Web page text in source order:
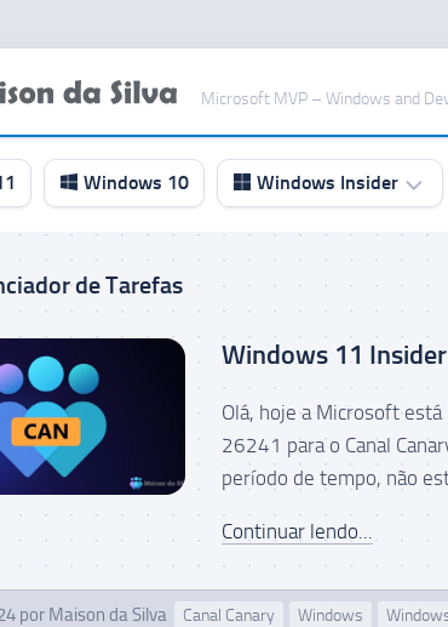
Microsoft MVP – Windows and
Windows 10 Windows Insider
Canal
Beta
Canal
Dev
Canal
Canary
de Tarefas
Windows 11
Olá, hoje a Microsoft
26241 para o Canal
período de tempo, não
Continuar lendo...
por Maison da Silva Canal Canary Windows